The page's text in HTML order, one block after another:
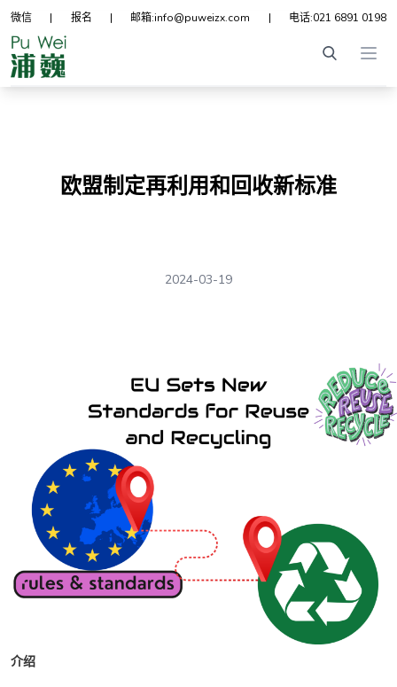
微信 | 报名 | 邮箱:info@puweizx.com | 电话:021 6891 0198
欧盟制定再利用和回收新标准
2024-03-19
介绍